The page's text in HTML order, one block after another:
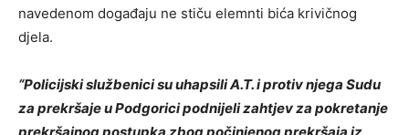
navedenom događaju ne stiču elemnti bića krivičnog
djela.
“Policijski službenici su uhapsili A.T. i protiv njega Sudu
za prekršaje u Podgorici podnijeli zahtjev za pokretanje